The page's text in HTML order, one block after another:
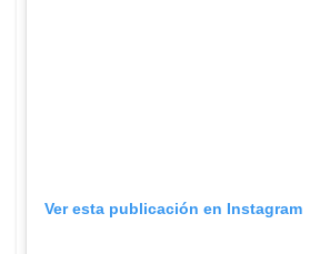
Ver esta publicación en Instagram